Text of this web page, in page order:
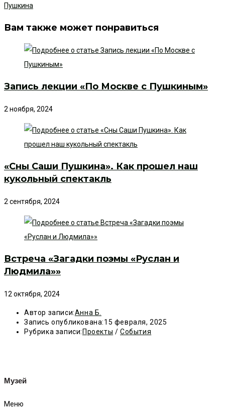
Пушкина
Вам также может понравиться
Запись лекции «По Москве с Пушкиным»
2 ноября, 2024
«Сны Саши Пушкина». Как прошел наш
кукольный спектакль
2 сентября, 2024
Встреча «Загадки поэмы «Руслан и
Людмила»»
12 октября, 2024
Автор записи:Анна Б.
Запись опубликована:15 февраля, 2025
Рубрика записи: Проекты / События
Музей
Меню